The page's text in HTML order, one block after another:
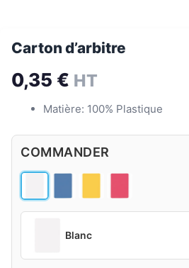
Carton d’arbitre
0,35 € HT
Matière: 100% Plastique
COMMANDER
Blanc